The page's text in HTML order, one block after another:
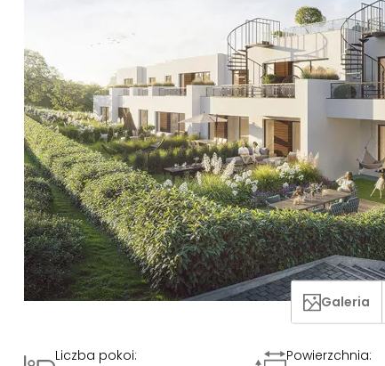
Galeria
Liczba pokoi: Powierzchnia: